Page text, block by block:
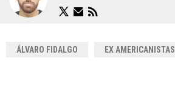
ÁLVARO FIDALGO EX AMERICANISTAS